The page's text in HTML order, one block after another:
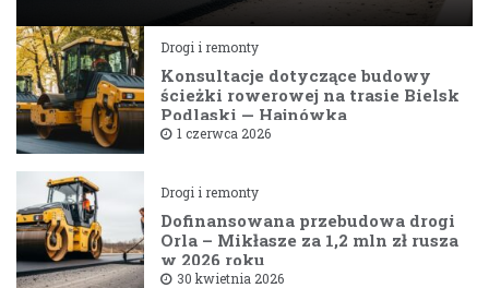
Drogi i remonty
Konsultacje dotyczące budowy
ścieżki rowerowej na trasie Bielsk
Podlaski — Hajnówka
1 czerwca 2026
Drogi i remonty
Dofinansowana przebudowa drogi
Orla – Mikłasze za 1,2 mln zł rusza
w 2026 roku
30 kwietnia 2026